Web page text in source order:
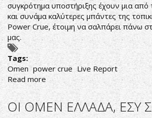
συγκρότημα υποστήριξης έχουν μια από
και συνάμα καλύτερες μπάντες της
Power Crue, έτοιμη να σαλπάρει πάνω
μας.
Tags:
Omen power crue Live Report
Read more about
OMEN
LIVE
REPORT
ΟΙ OMEN ΕΛΛΑΔΑ, ΕΣΥ